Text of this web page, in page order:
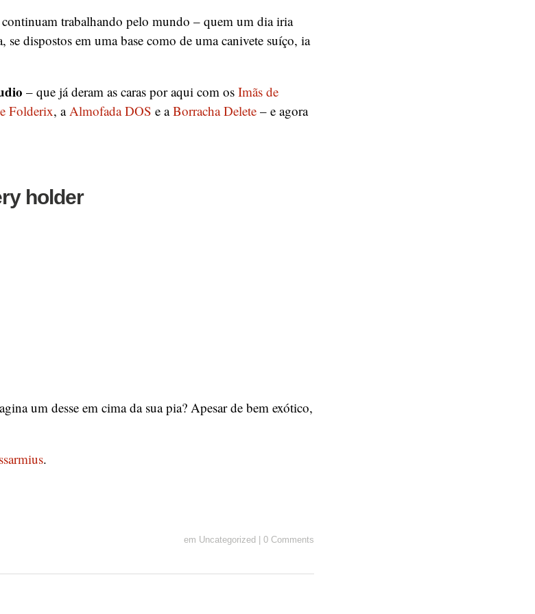
continuam trabalhando pelo mundo – quem um dia iria
se dispostos em uma base como de uma canivete suíço, ia
– que já deram as caras por aqui com os Imãs de
Folderix, aAlmofada DOS e aBorracha Delete – e agora
holder
um desse em cima da sua pia? Apesar de bem exótico,
.
em Uncategorized 0 Comments